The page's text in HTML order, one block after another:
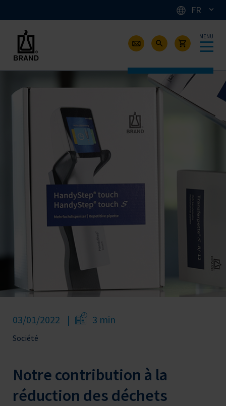
FR
MENU
03/01/2022 3 min
Société
Notre contribution à la
réduction des déchets